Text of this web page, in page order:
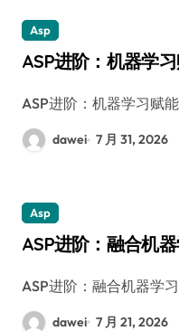
Asp
ASP进阶：机器学
ASP进阶：机器学习赋
dawei 7 月 31, 2026
Asp
ASP进阶：融合机
ASP进阶：融合机器学
dawei 7 月 21, 2026